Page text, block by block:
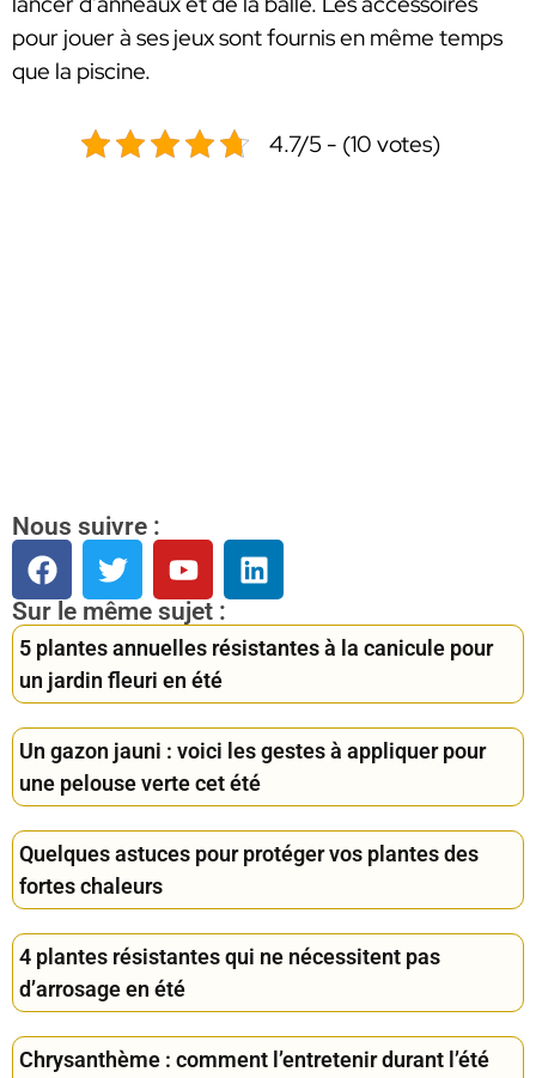
pour jouer à ses jeux sont fournis en même temps
que la piscine.
4.7/5 - (10 votes)
Nous suivre :
Sur le même sujet :
5 plantes annuelles résistantes à la canicule pour
un jardin fleuri en été
Un gazon jauni : voici les gestes à appliquer pour
une pelouse verte cet été
Quelques astuces pour protéger vos plantes des
fortes chaleurs
4 plantes résistantes qui ne nécessitent pas
d’arrosage en été
Chrysanthème : comment l’entretenir durant l’été